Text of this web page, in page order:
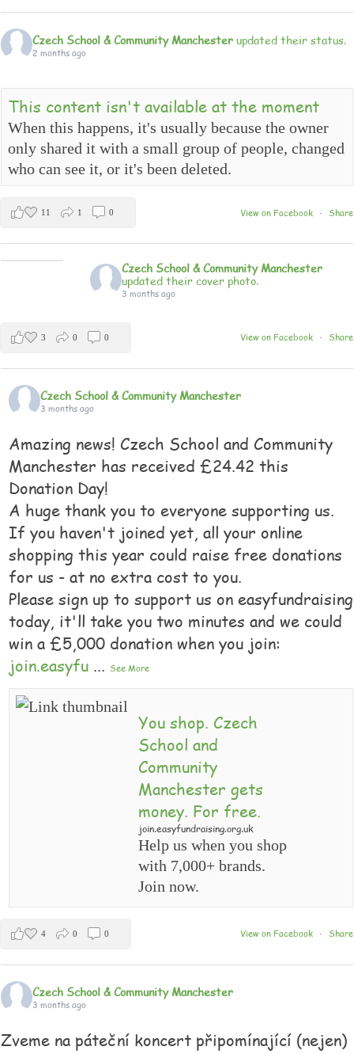
Czech School & Community Manchester updated their status.
2 months ago
This content isn't available at the moment
When this happens, it's usually because the owner
only shared it with a small group of people, changed
who can see it, or it's been deleted.
View on Facebook · Share
11 1 0
Czech School & Community Manchester
updated their cover photo.
3 months ago
View on Facebook · Share
3 0 0
Czech School & Community Manchester
3 months ago
Amazing news! Czech School and Community
Manchester has received £24.42 this
Donation Day!
A huge thank you to everyone supporting us.
If you haven't joined yet, all your online
shopping this year could raise free donations
for us - at no extra cost to you.
Please sign up to support us on easyfundraising
today, it'll take you two minutes and we could
win a £5,000 donation when you join:
join.easyfu ... See More
You shop. Czech
School and
Community
Manchester gets
money. For free.
join.easyfundraising.org.uk
Help us when you shop
with 7,000+ brands.
Join now.
View on Facebook · Share
4 0 0
Czech School & Community Manchester
3 months ago
Zveme na páteční koncert připomínající (nejen)